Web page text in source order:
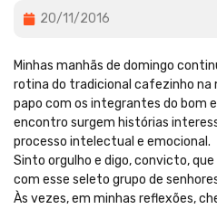
20/11/2016
Minhas manhãs de domingo
rotina do tradicional cafezinho na
papo com os integrantes do bom
encontro surgem histórias
processo intelectual e emocional.
Sinto orgulho e digo, convicto,
com esse seleto grupo de
Às vezes, em minhas reflexões,